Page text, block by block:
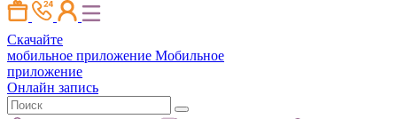
Скачайте
мобильное приложение Мобильное
приложение
Онлайн запись